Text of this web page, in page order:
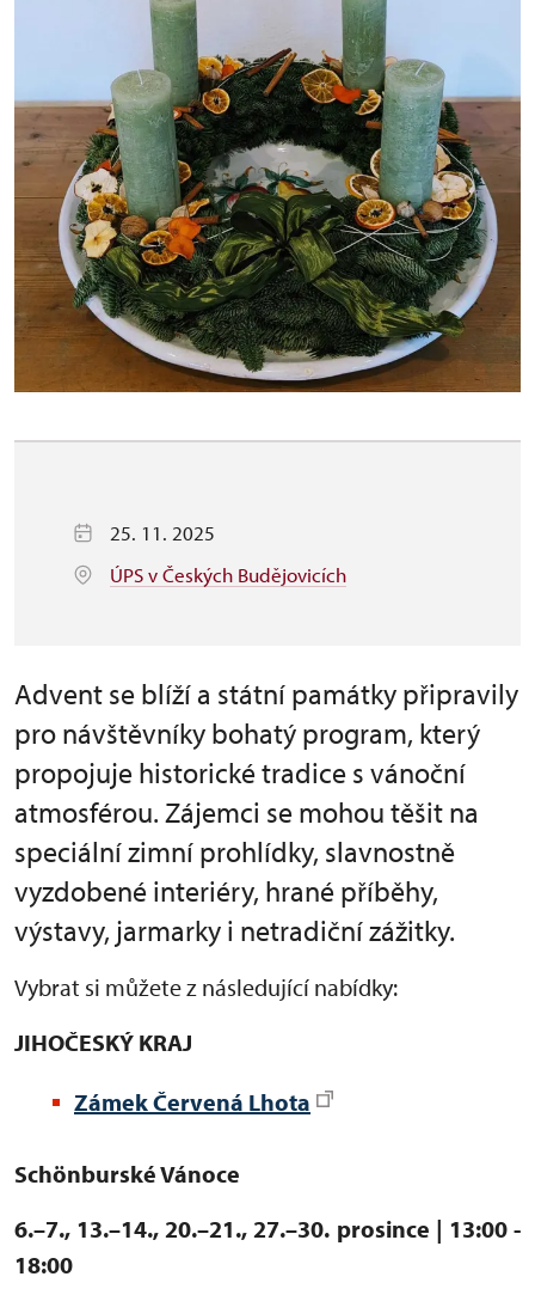
25. 11. 2025
ÚPS v Českých Budějovicích
Advent se blíží a státní památky připravily
pro návštěvníky bohatý program, který
propojuje historické tradice s vánoční
atmosférou. Zájemci se mohou těšit na
speciální zimní prohlídky, slavnostně
vyzdobené interiéry, hrané příběhy,
výstavy, jarmarky i netradiční zážitky.
Vybrat si můžete z následující nabídky:
JIHOČESKÝ KRAJ
Zámek Červená Lhota
Schönburské Vánoce
6.–7., 13.–14., 20.–21., 27.–30. prosince | 13:00 -
18:00